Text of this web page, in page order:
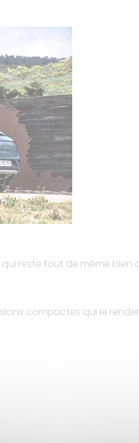
reste tout de même bien
compactes qui le